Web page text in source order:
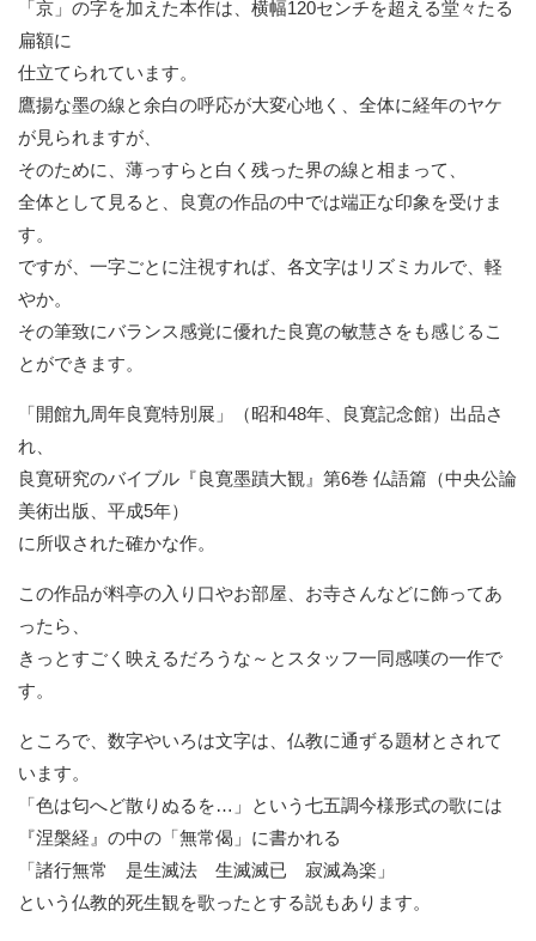
「京」の字を加えた本作は、 横幅120センチを超える堂々たる
扁額に
仕立てられています。
鷹揚な墨の線と余白の呼応が大変心地く、 全体に経年のヤケ
が見られますが、
そのために、薄っすらと白く残った界の線と相まって、
全体として見ると、良寛の作品の中では端正な印象を受けま
す。
ですが、一字ごとに注視すれば、各文字はリズミカルで、軽
やか。
その筆致にバランス感覚に優れた良寛の敏慧さをも感じるこ
とができます。
「開館九周年良寛特別展」（昭和48年、良寛記念館）出品さ
れ、
良寛研究のバイブル『良寛墨蹟大観』第6巻 仏語篇（中央公論
美術出版、平成5年）
に所収された確かな作。
この作品が料亭の入り口やお部屋、 お寺さんなどに飾ってあ
ったら、
きっとすごく映えるだろうな～とスタッフ一同感嘆の一作で
す。
ところで、数字やいろは文字は、 仏教に通ずる題材とされて
います。
「色は匂へど散りぬるを…」という七五調今様形式の歌には
『涅槃経』の中の「無常偈」に書かれる
「諸行無常 是生滅法 生滅滅已 寂滅為楽」
という仏教的死生観を歌ったとする説もあります。